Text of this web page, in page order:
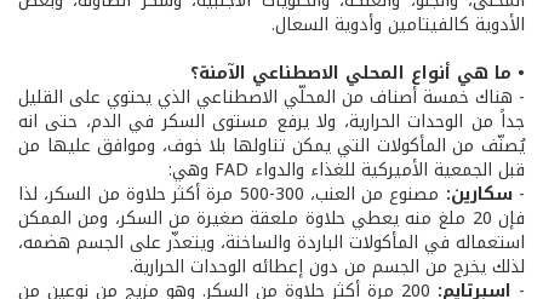
الأدوية كالفيتامين وأدوية السعال.
• ما هي أنواع المحلي الاصطناعي الآمنة؟
- هناك خمسة أصناف من المحلّي الاصطناعي الذي يحتوي على القليل
جداً من الوحدات الحرارية، ولا يرفع مستوى السكر في الدم، حتى انه
يُصنّف من المأكولات التي يمكن تناولها بلا خوف، وموافق عليها من
قبل الجمعية الأميركية للغذاء والدواء FAD وهي:
- سكارين: مصنوع من العنب، 300-500 مرة أكثر حلاوة من السكر، لذا
فإن 20 ملغ منه يعطي حلاوة ملعقة صغيرة من السكر، ومن الممكن
استعماله في المأكولات الباردة والساخنة، ويتعذّر على الجسم هضمه،
لذلك يخرج من الجسم من دون إعطائه الوحدات الحرارية.
- اسبرتايم: 200 مرة أكثر حلاوة من السكر. وهو مزيج من نوعين من